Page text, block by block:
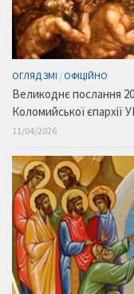
ОГЛЯД ЗМІ / ОФІЦІЙНО
Великоднє послання
Коломийської єпархії
11/04/2026